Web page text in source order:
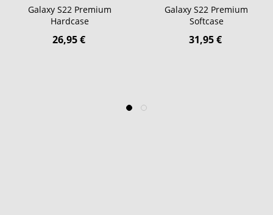
Galaxy S22 Premium
Hardcase
26,95 €
Galaxy S22 Premium
Softcase
31,95 €